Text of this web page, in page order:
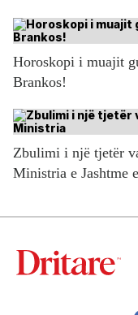
Horoskopi i muajit
Brankos!
Zbulimi i një tjetër
Ministria e Jashtme